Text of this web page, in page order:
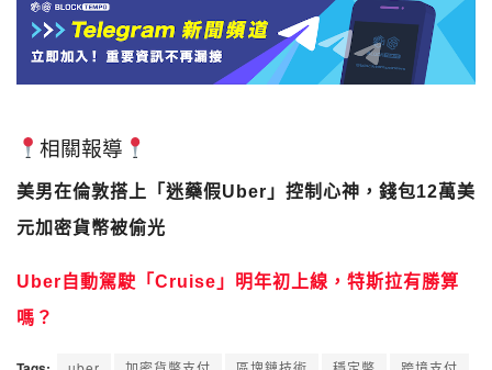
相關報導
美男在倫敦搭上「迷藥假Uber」控制心神，錢包12萬美
元加密貨幣被偷光
Uber自動駕駛「Cruise」明年初上線，特斯拉有勝算
嗎？